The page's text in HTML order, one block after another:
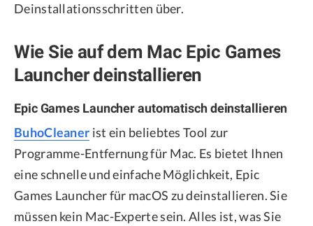
Deinstallationsschritten über.
Wie Sie auf dem Mac Epic Games
Launcher deinstallieren
Epic Games Launcher automatisch deinstallieren
BuhoCleaner ist ein beliebtes Tool zur
Programme-Entfernung für Mac. Es bietet Ihnen
eine schnelle und einfache Möglichkeit, Epic
Games Launcher für macOS zu deinstallieren. Sie
müssen kein Mac-Experte sein. Alles ist, was Sie